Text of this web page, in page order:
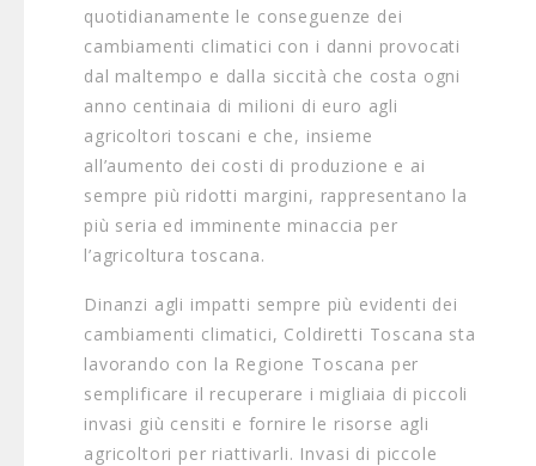
quotidianamente le conseguenze dei
cambiamenti climatici con i danni provocati
dal maltempo e dalla siccità che costa ogni
anno centinaia di milioni di euro agli
agricoltori toscani e che, insieme
all’aumento dei costi di produzione e ai
sempre più ridotti margini, rappresentano la
più seria ed imminente minaccia per
l’agricoltura toscana.
Dinanzi agli impatti sempre più evidenti dei
cambiamenti climatici, Coldiretti Toscana sta
lavorando con la Regione Toscana per
semplificare il recuperare i migliaia di piccoli
invasi giù censiti e fornire le risorse agli
agricoltori per riattivarli. Invasi di piccole